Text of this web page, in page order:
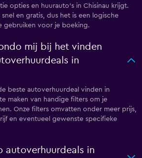
opties en huurauto's in Chisinau krijgt.
en gratis, dus het is een logische
gebruiken voor je boeking.
mij bij het vinden
in
beste autoverhuurdeal vinden in
maken van handige filters om je
Onze filters omvatten onder meer prijs,
en eventueel gewenste specifieke
autoverhuurdeals in